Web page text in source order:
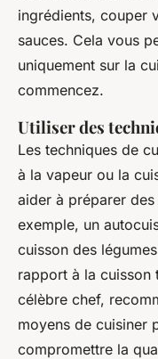
ingrédients, couper
sauces. Cela vous
uniquement sur la
commencez.
Utiliser des
Les techniques de
à la vapeur ou la
aider à préparer
exemple, un
cuisson des
rapport à la cuisson
célèbre chef,
moyens de cuisiner
compromettre la